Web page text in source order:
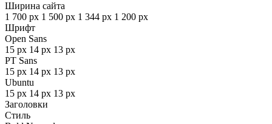
Ширина сайта
1 700 px 1 500 px 1 344 px 1 200 px
Шрифт
Open Sans
15 px 14 px 13 px
PT Sans
15 px 14 px 13 px
Ubuntu
15 px 14 px 13 px
Заголовки
Стиль